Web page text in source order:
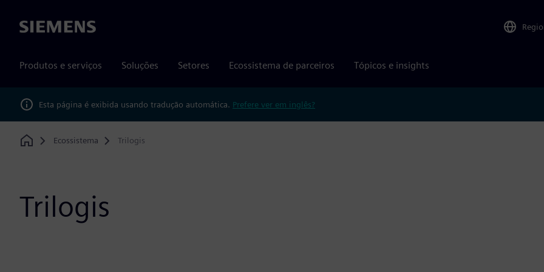
Siemens
Produtos e serviços Soluções Setores Ecossistema de parceiros Tópicos e insights
Esta página é exibida usando tradução automática. Prefere ver em inglês?
Home
Ecossistema Trilogis
Trilogis